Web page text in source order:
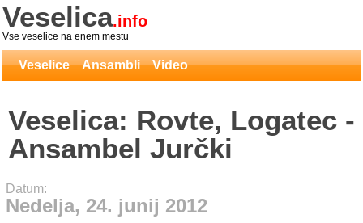
Veselica.info
Vse veselice na enem mestu
Veselice Ansambli Video
Veselica: Rovte, Logatec -
Ansambel Jurčki
Datum:
Nedelja, 24. junij 2012